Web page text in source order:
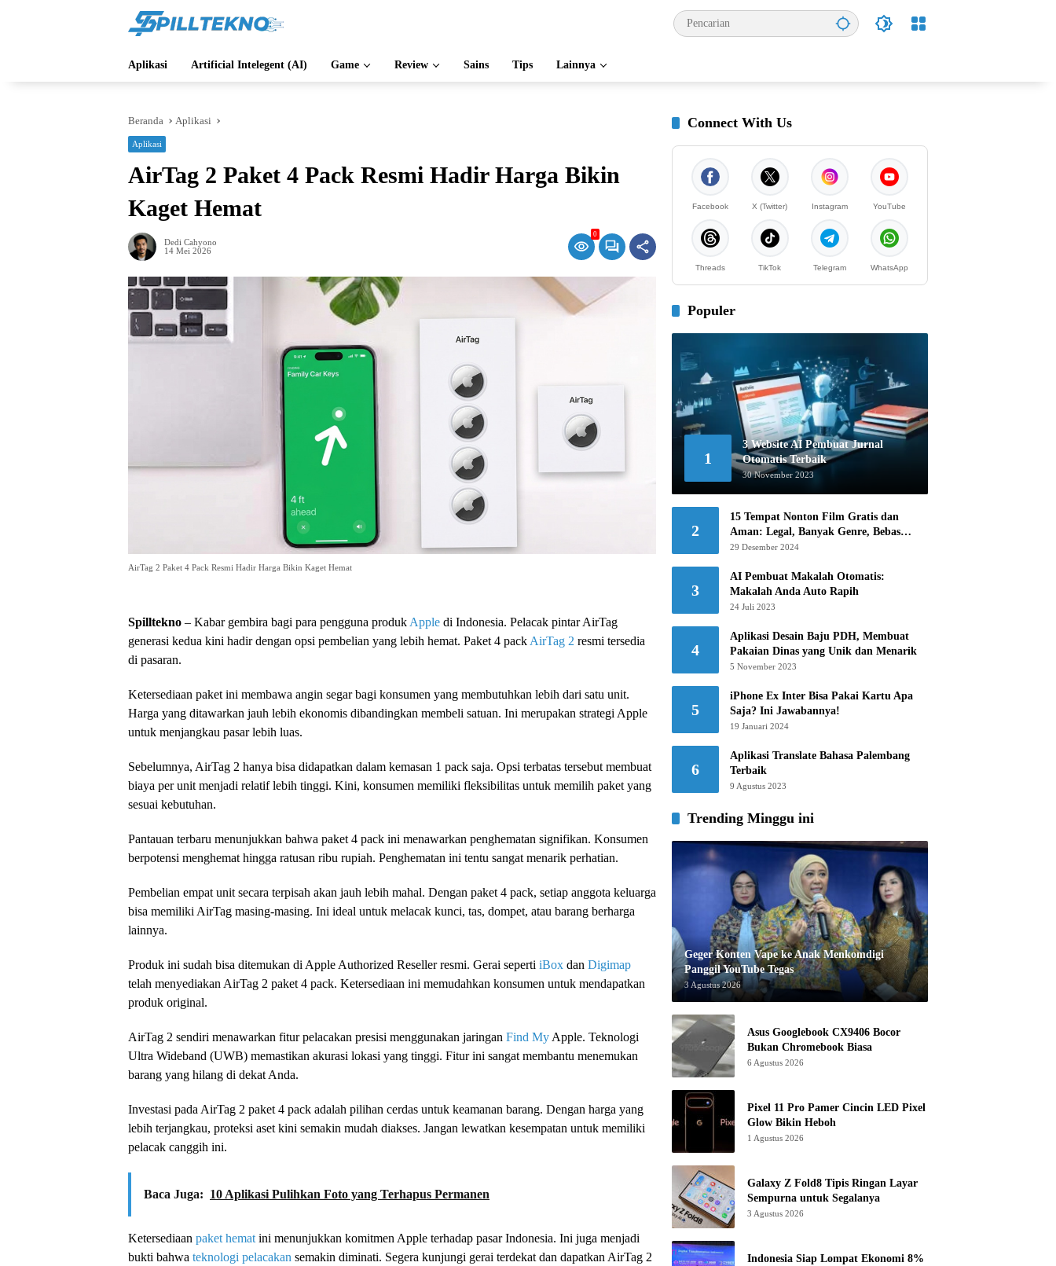
Aplikasi Artificial Intelegent (AI) Game Review Sains Tips Lainnya
Beranda Aplikasi
Aplikasi
AirTag 2 Paket 4 Pack Resmi Hadir Harga Bikin
Kaget Hemat
Dedi Cahyono
14 Mei 2026
0
AirTag 2 Paket 4 Pack Resmi Hadir Harga Bikin Kaget Hemat
Spilltekno – Kabar gembira bagi para pengguna produk Apple di Indonesia. Pelacak pintar AirTag
generasi kedua kini hadir dengan opsi pembelian yang lebih hemat. Paket 4 pack AirTag 2 resmi tersedia
di pasaran.
Ketersediaan paket ini membawa angin segar bagi konsumen yang membutuhkan lebih dari satu unit.
Harga yang ditawarkan jauh lebih ekonomis dibandingkan membeli satuan. Ini merupakan strategi Apple
untuk menjangkau pasar lebih luas.
Sebelumnya, AirTag 2 hanya bisa didapatkan dalam kemasan 1 pack saja. Opsi terbatas tersebut membuat
biaya per unit menjadi relatif lebih tinggi. Kini, konsumen memiliki fleksibilitas untuk memilih paket yang
sesuai kebutuhan.
Pantauan terbaru menunjukkan bahwa paket 4 pack ini menawarkan penghematan signifikan. Konsumen
berpotensi menghemat hingga ratusan ribu rupiah. Penghematan ini tentu sangat menarik perhatian.
Pembelian empat unit secara terpisah akan jauh lebih mahal. Dengan paket 4 pack, setiap anggota keluarga
bisa memiliki AirTag masing-masing. Ini ideal untuk melacak kunci, tas, dompet, atau barang berharga
lainnya.
Produk ini sudah bisa ditemukan di Apple Authorized Reseller resmi. Gerai seperti iBox dan Digimap
telah menyediakan AirTag 2 paket 4 pack. Ketersediaan ini memudahkan konsumen untuk mendapatkan
produk original.
AirTag 2 sendiri menawarkan fitur pelacakan presisi menggunakan jaringan Find My Apple. Teknologi
Ultra Wideband (UWB) memastikan akurasi lokasi yang tinggi. Fitur ini sangat membantu menemukan
barang yang hilang di dekat Anda.
Investasi pada AirTag 2 paket 4 pack adalah pilihan cerdas untuk keamanan barang. Dengan harga yang
lebih terjangkau, proteksi aset kini semakin mudah diakses. Jangan lewatkan kesempatan untuk memiliki
pelacak canggih ini.
Baca Juga: 10 Aplikasi Pulihkan Foto yang Terhapus Permanen
Ketersediaan paket hemat ini menunjukkan komitmen Apple terhadap pasar Indonesia. Ini juga menjadi
bukti bahwa teknologi pelacakan semakin diminati. Segera kunjungi gerai terdekat dan dapatkan AirTag 2
Connect With Us
Facebook X (Twitter) Instagram YouTube
Threads TikTok Telegram WhatsApp
Populer
1
3 Website AI Pembuat Jurnal
Otomatis Terbaik
30 November 2023
2
15 Tempat Nonton Film Gratis dan
Aman: Legal, Banyak Genre, Bebas
Khawatir!
29 Desember 2024
3
AI Pembuat Makalah Otomatis:
Makalah Anda Auto Rapih
24 Juli 2023
4
Aplikasi Desain Baju PDH, Membuat
Pakaian Dinas yang Unik dan Menarik
5 November 2023
5
iPhone Ex Inter Bisa Pakai Kartu Apa
Saja? Ini Jawabannya!
19 Januari 2024
6
Aplikasi Translate Bahasa Palembang
Terbaik
9 Agustus 2023
Trending Minggu ini
Geger Konten Vape ke Anak Menkomdigi
Panggil YouTube Tegas
3 Agustus 2026
Asus Googlebook CX9406 Bocor
Bukan Chromebook Biasa
6 Agustus 2026
Pixel 11 Pro Pamer Cincin LED Pixel
Glow Bikin Heboh
1 Agustus 2026
Galaxy Z Fold8 Tipis Ringan Layar
Sempurna untuk Segalanya
3 Agustus 2026
Indonesia Siap Lompat Ekonomi 8%